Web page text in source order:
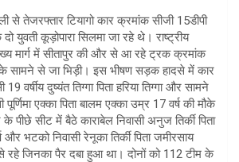
से तेजरफ्तार टियागो कार क्रमांक सीजी 15डीपी
युवती कूड़ोपारा सिलमा जा रहे थे। राष्ट्रीय
मार्ग में सीतापुर की और से आ रहे ट्रक क्रमांक
सामने से जा भिड़ी। इस भीषण सड़क हादसे में कार
वर्षीय दुष्यंत तिग्गा पिता हरिया तिग्गा और सामने
पूर्णिमा एक्का पिता बालम एक्का उम्र 17 वर्ष की मौके
पीछे सीट में बैठे काराबेल निवासी अनुज तिर्की पिता
और भटको निवासी रेनूका तिर्की पिता जमीरसाय
रहे जिनका पैर दबा हुआ था। दोनों को 112 टीम के